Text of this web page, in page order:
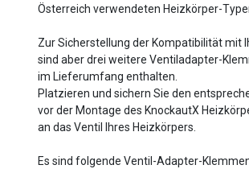
Österreich verwendeten Heizkörper-
Zur Sicherstellung der Kompatibilität mit
sind aber drei weitere Ventiladapter-
im Lieferumfang enthalten.
Platzieren und sichern Sie den
vor der Montage des KnockautX
an das Ventil Ihres Heizkörpers.
Es sind folgende Ventil-Adapter-